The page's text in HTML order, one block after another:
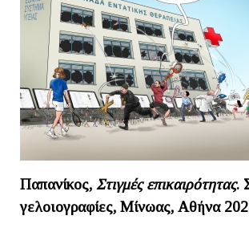
Παπανίκος, Στιγμές επικαιρότητας.
γελοιογραφίες, Μίνωας, Αθήνα